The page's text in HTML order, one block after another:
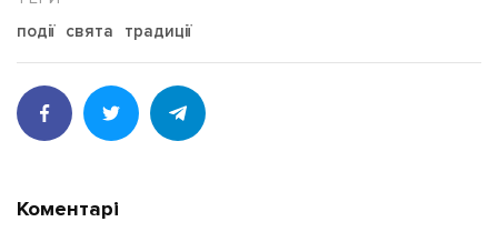
події свята традиції
Коментарі